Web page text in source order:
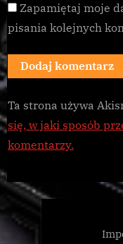
Zapamiętaj moje
pisania kolejnych
Ta strona używa
się, w jaki sposób
komentarzy.